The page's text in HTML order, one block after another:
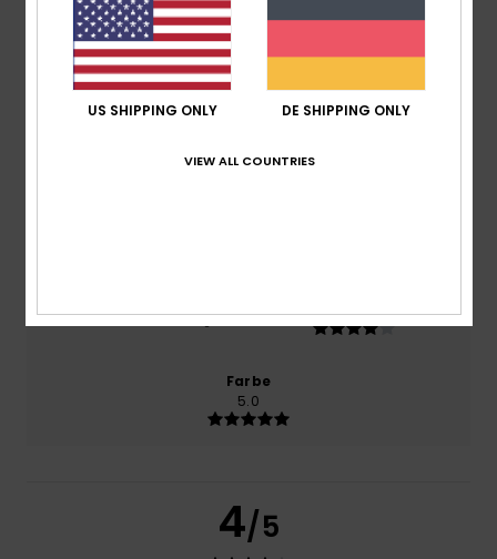
basierend auf1 verifizierten Bewertungen
100% unserer Kunden empfehlen dieses Produkt
Komfort
4.0
Farbe
5.0
4/5
US SHIPPING ONLY DE SHIPPING ONLY
VIEW ALL COUNTRIES